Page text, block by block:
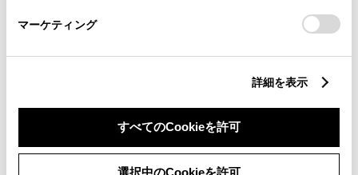
マーケティング
詳細を表示
すべてのCookieを許可
選択中のCookieを許可
新車 中古車 サービス 軽自動車